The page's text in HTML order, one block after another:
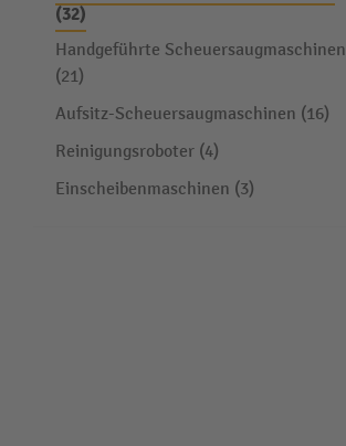
(32)
Handgeführte Scheuersaugmaschinen
(21)
Aufsitz-Scheuersaugmaschinen (16)
Reinigungsroboter (4)
Einscheibenmaschinen (3)